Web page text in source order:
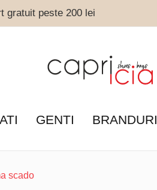
gratuit peste 200 lei
GENTI BRANDURI
scado